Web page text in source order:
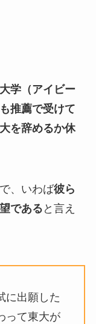
学（アイビー
推薦で受けて
を辞めるか休
、いわば彼ら
である と言え
に出願した
って東大が